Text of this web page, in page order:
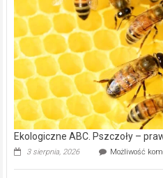
Ekologiczne ABC. Pszczoły –
3 sierpnia, 2026 Możliwość